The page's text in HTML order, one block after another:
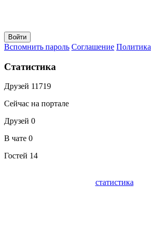
Вспомнить пароль Соглашение Политика
Статистика
Друзей 11719
Сейчас на портале
Друзей 0
В чате 0
Гостей 14
статистика